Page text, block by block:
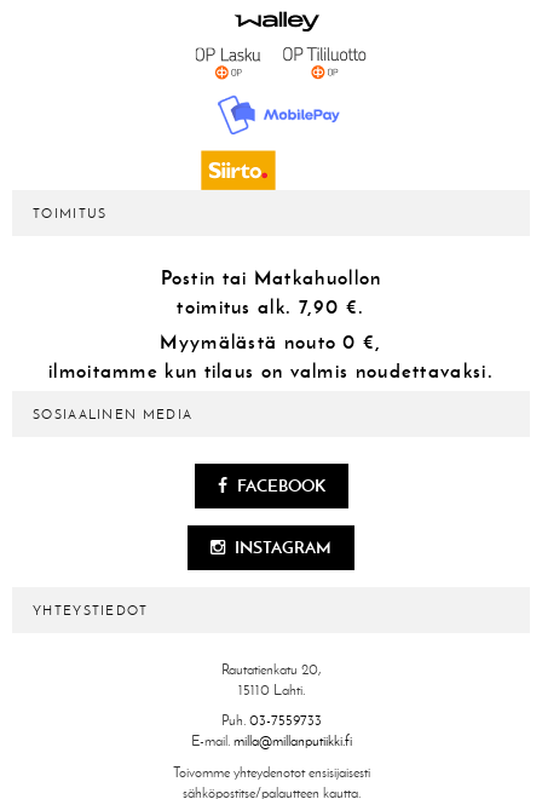
TOIMITUS
Postin tai Matkahuollon
toimitus alk. 7,90 €.
Myymälästä nouto 0 €,
ilmoitamme kun tilaus on valmis noudettavaksi.
SOSIAALINEN MEDIA
FACEBOOK
INSTAGRAM
YHTEYSTIEDOT
Rautatienkatu 20,
15110 Lahti.
Puh. 03-7559733
E-mail. milla@millanputiikki.fi
Toivomme yhteydenotot ensisijaisesti
sähköpostitse/palautteen kautta.